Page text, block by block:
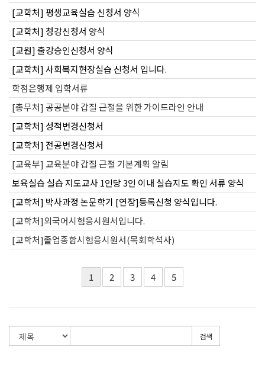
[교학처] 평생교육실습 신청서 양식
[교학처] 청강신청서 양식
[교원] 출강승인신청서 양식
[교학처] 사회복지현장실습 신청서 입니다.
학점은행제 입학서류
[총무처] 공공분야 갑질 근절을 위한 가이드라인 안내
[교학처] 성적변경신청서
[교학처] 전공변경신청서
[교육부] 교육분야 갑질 근절 기본계획 알림
보육실습 실습 지도교사 1인당 3인 이내 실습지도 확인 서류 양식
[교학처] 박사과정 논문학기 [연장]등록신청 양식입니다.
[교학처]외국어시험응시원서입니다.
[교학처]졸업종합시험응시원서(목회학석사)
1 2 3 4 5
검색